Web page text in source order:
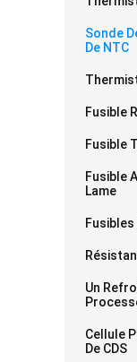
Sonde
De NTC
Fusible
Fusible
Fusible
Lame
Fusibles
Un
Cellule
De CDS